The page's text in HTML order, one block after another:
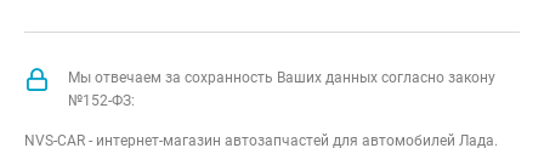
Мы отвечаем за сохранность Ваших данных согласно закону
№152-ФЗ:
NVS-CAR - интернет-магазин автозапчастей для автомобилей Лада.